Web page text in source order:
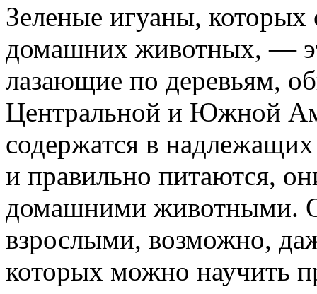
Зеленые игуаны, которых
домашних животных, —
лазающие по деревьям,
Центральной и Южной
содержатся в
и правильно питаются,
домашними животными.
взрослыми, возможно,
которых можно научить